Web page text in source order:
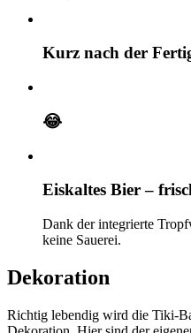
Kurz nach der
😂
Eiskaltes Bier –
Dank der integrierte
keine Sauerei.
Dekoration
Richtig lebendig wird die Tiki-